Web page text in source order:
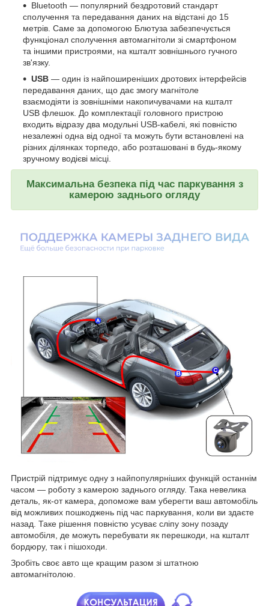
Bluetooth — популярний бездротовий стандарт
сполучення та передавання даних на відстані до 15
метрів. Саме за допомогою Блютуза забезпечується
функціонал сполучення автомагнітоли зі смартфоном
та іншими пристроями, на кшталт зовнішнього гучного
зв'язку.
USB — один із найпоширеніших дротових інтерфейсів
передавання даних, що дає змогу магнітоле
взаємодіяти із зовнішніми накопичувачами на кшталт
USB флешок. До комплектації головного пристрою
входить відразу два модульні USB-кабелі, які повністю
незалежні одна від одної та можуть бути встановлені на
різних ділянках торпедо, або розташовані в будь-якому
зручному водієві місці.
Максимальна безпека під час паркування з
камерою заднього огляду
Пристрій підтримує одну з найпопулярніших функцій останнім
часом — роботу з камерою заднього огляду. Така невелика
деталь, як-от камера, допоможе вам уберегти ваш автомобіль
від можливих пошкоджень під час паркування, коли ви здаєте
назад. Таке рішення повністю усуває сліпу зону позаду
автомобіля, де можуть перебувати як перешкоди, на кшталт
бордюру, так і пішоходи.
Зробіть своє авто ще кращим разом зі штатною
автомагнітолою.